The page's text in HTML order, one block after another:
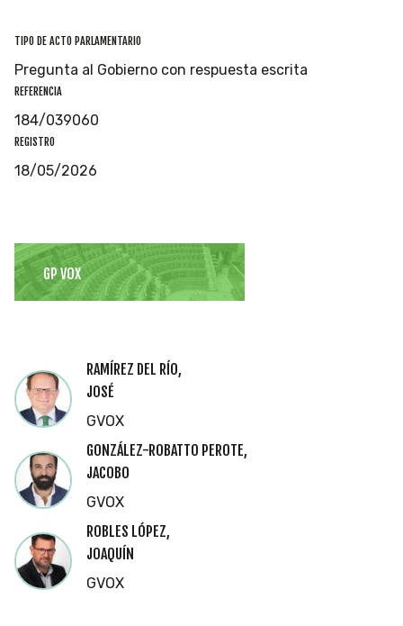
TIPO DE ACTO PARLAMENTARIO
Pregunta al Gobierno con respuesta escrita
REFERENCIA
184/039060
REGISTRO
18/05/2026
GP VOX
RAMÍREZ DEL RÍO,
JOSÉ
GVOX
GONZÁLEZ-ROBATTO PEROTE,
JACOBO
GVOX
ROBLES LÓPEZ,
JOAQUÍN
GVOX